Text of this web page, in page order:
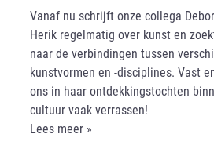
Vanaf nu schrijft onze collega
Herik regelmatig over kunst en
naar de verbindingen tussen
kunstvormen en -disciplines. Vast
ons in haar ontdekkingstochten
cultuur vaak verrassen!
Lees meer »